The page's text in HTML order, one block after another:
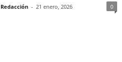
Redacción - 21 enero, 2026 0